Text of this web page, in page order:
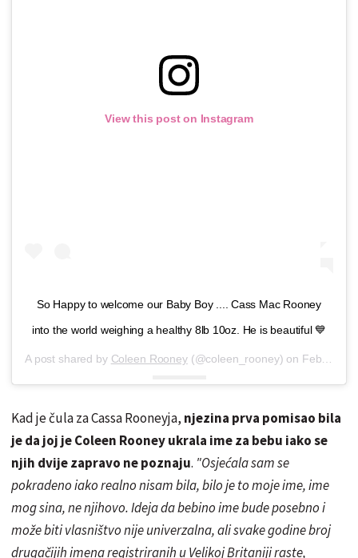
View this post on Instagram
So Happy to welcome our Baby Boy .... Cass Mac Rooney
into the world weighing a healthy 8lb 10oz. He is beautiful 💙
A post shared by Coleen Rooney(@coleen_rooney) on Feb 15, 2018 at 7:53am PST
Kad je čula za Cassa Rooneyja, njezina prva pomisao bila
je da joj je Coleen Rooney ukrala ime za bebu iako se
njih dvije zapravo ne poznaju. "Osjećala sam se
pokradeno iako realno nisam bila, bilo je to moje ime, ime
mog sina, ne njihovo. Ideja da bebino ime bude posebno i
može biti vlasništvo nije univerzalna, ali svake godine broj
drugačijih imena registriranih u Velikoj Britaniji raste,